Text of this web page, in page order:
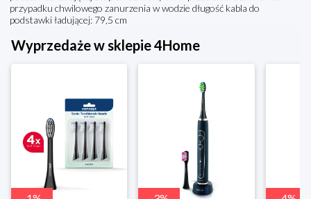
przypadku chwilowego zanurzenia w wodzie długość kabla do
podstawki ładującej: 79,5 cm
Wyprzedaże w sklepie 4Home